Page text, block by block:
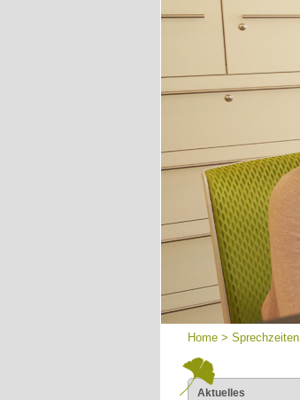
Home > Sprechzeiten
Aktuelles